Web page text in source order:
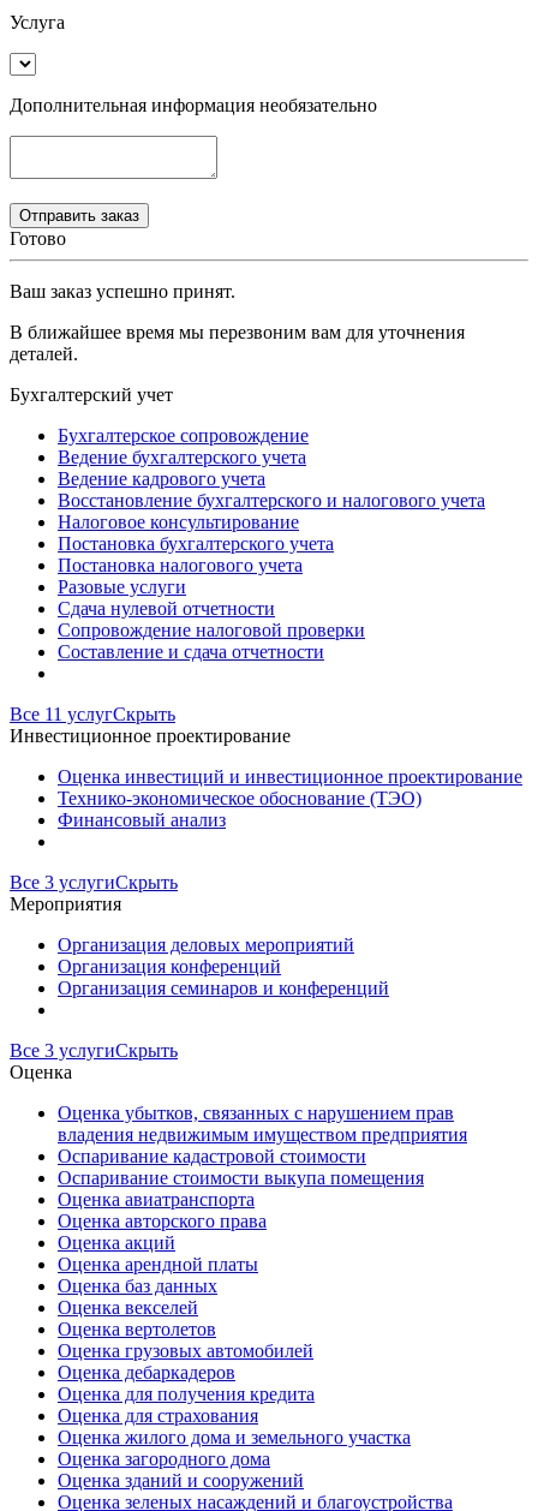
Услуга
Дополнительная информация необязательно
Готово
Ваш заказ успешно принят.
В ближайшее время мы перезвоним вам для уточнения
деталей.
Бухгалтерский учет
Бухгалтерское сопровождение
Ведение бухгалтерского учета
Ведение кадрового учета
Восстановление бухгалтерского и налогового учета
Налоговое консультирование
Постановка бухгалтерского учета
Постановка налогового учета
Разовые услуги
Сдача нулевой отчетности
Сопровождение налоговой проверки
Составление и сдача отчетности
Все 11 услугСкрыть
Инвестиционное проектирование
Оценка инвестиций и инвестиционное проектирование
Технико-экономическое обоснование (ТЭО)
Финансовый анализ
Все 3 услугиСкрыть
Мероприятия
Организация деловых мероприятий
Организация конференций
Организация семинаров и конференций
Все 3 услугиСкрыть
Оценка
Оценка убытков, связанных с нарушением прав
владения недвижимым имуществом предприятия
Оспаривание кадастровой стоимости
Оспаривание стоимости выкупа помещения
Оценка авиатранспорта
Оценка авторского права
Оценка акций
Оценка арендной платы
Оценка баз данных
Оценка векселей
Оценка вертолетов
Оценка грузовых автомобилей
Оценка дебаркадеров
Оценка для получения кредита
Оценка для страхования
Оценка жилого дома и земельного участка
Оценка загородного дома
Оценка зданий и сооружений
Оценка зеленых насаждений и благоустройства